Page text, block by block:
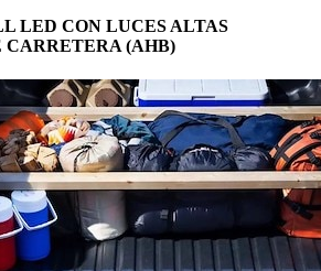
LED CON LUCES ALTAS
(AHB)